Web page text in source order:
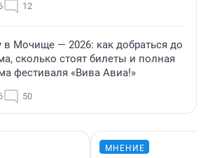
12
Мочище — 2026: как добраться до
сколько стоят билеты и полная
фестиваля «Вива Авиа!»
50
МНЕНИЕ